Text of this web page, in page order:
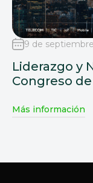
9 de
Liderazgo y
Congreso
Más información